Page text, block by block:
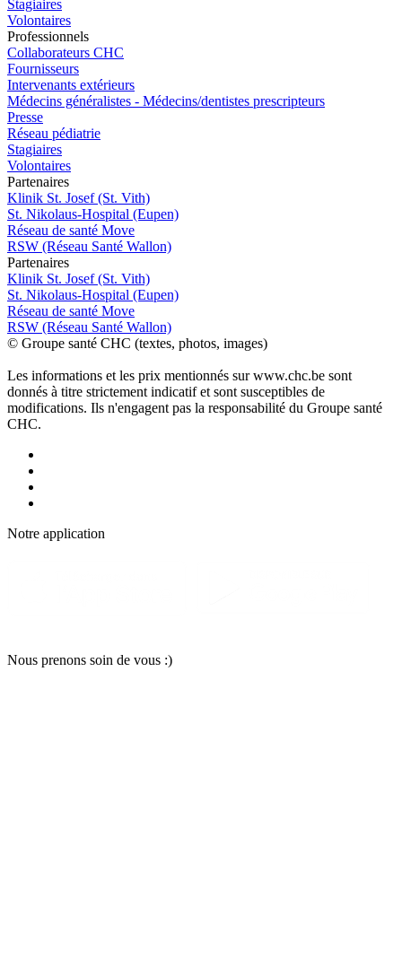
Stagiaires
Volontaires
Professionnels
Collaborateurs CHC
Fournisseurs
Intervenants extérieurs
Médecins généralistes - Médecins/dentistes prescripteurs
Presse
Réseau pédiatrie
Stagiaires
Volontaires
Partenaires
Klinik St. Josef (St. Vith)
St. Nikolaus-Hospital (Eupen)
Réseau de santé Move
RSW (Réseau Santé Wallon)
Partenaires
Klinik St. Josef (St. Vith)
St. Nikolaus-Hospital (Eupen)
Réseau de santé Move
RSW (Réseau Santé Wallon)
© Groupe santé CHC (textes, photos, images)
Les informations et les prix mentionnés sur www.chc.be sont
donnés à titre strictement indicatif et sont susceptibles de
modifications. Ils n'engagent pas la responsabilité du Groupe santé
CHC.
Notre application
Nous prenons soin de vous :)